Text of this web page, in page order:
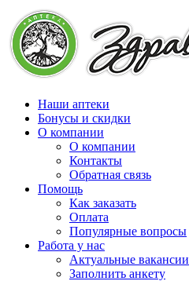
Наши аптеки
Бонусы и скидки
О компании
О компании
Контакты
Обратная связь
Помощь
Как заказать
Оплата
Популярные вопросы
Работа у нас
Актуальные вакансии
Заполнить анкету